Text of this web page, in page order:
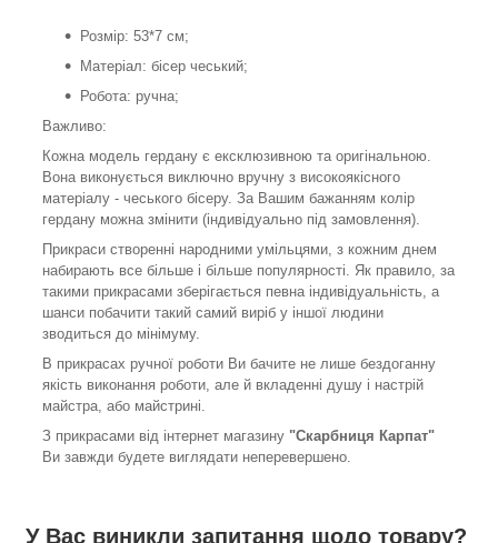
Розмір: 53*7 см;
Матеріал: бісер чеський;
Робота: ручна;
Важливо:
Кожна модель гердану є ексклюзивною та оригінальною.
Вона виконується виключно вручну з високоякісного
матеріалу - чеського бісеру. За Вашим бажанням колір
гердану можна змінити (індивідуально під замовлення).
Прикраси створенні народними умільцями, з кожним днем
набирають все більше і більше популярності. Як правило, за
такими прикрасами зберігається певна індивідуальність, а
шанси побачити такий самий виріб у іншої людини
зводиться до мінімуму.
В прикрасах ручної роботи Ви бачите не лише бездоганну
якість виконання роботи, але й вкладенні душу і настрій
майстра, або майстрині.
З прикрасами від інтернет магазину "Скарбниця Карпат"
Ви завжди будете виглядати неперевершено.
У Вас виникли запитання щодо товару?